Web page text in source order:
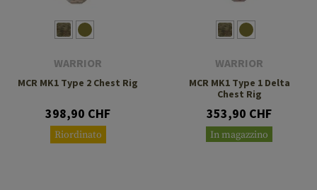
WARRIOR
MCR MK1 Type 2 Chest Rig
398,90 CHF
Riordinato
WARRIOR
MCR MK1 Type 1 Delta
Chest Rig
353,90 CHF
In magazzino